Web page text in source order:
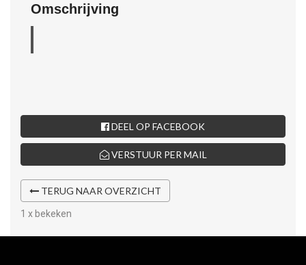
Omschrijving
DEEL OP FACEBOOK
VERSTUUR PER MAIL
TERUG NAAR OVERZICHT
1 x bekeken